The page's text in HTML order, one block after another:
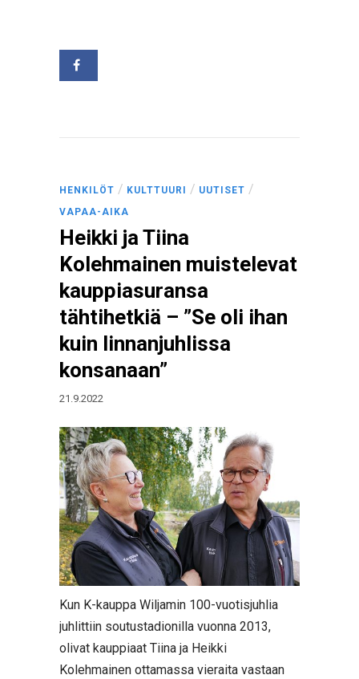
HENKILÖT / KULTTUURI / UUTISET /
VAPAA-AIKA
Heikki ja Tiina
Kolehmainen muistelevat
kauppiasuransa
tähtihetkiä – ”Se oli ihan
kuin linnanjuhlissa
konsanaan”
21.9.2022
Kun K-kauppa Wiljamin 100-vuotisjuhlia
juhlittiin soutustadionilla vuonna 2013,
olivat kauppiaat Tiina ja Heikki
Kolehmainen ottamassa vieraita vastaan